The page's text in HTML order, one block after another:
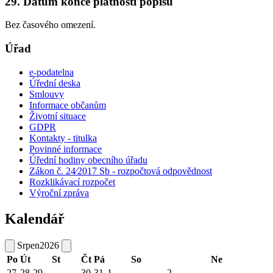
Bez časového omezení.
Úřad
e-podatelna
Úřední deska
Smlouvy
Informace občanům
Životní situace
GDPR
Kontakty - titulka
Povinné informace
Úřední hodiny obecního úřadu
Zákon č. 24⁄2017 Sb - rozpočtová odpovědnost
Rozklikávací rozpočet
Výroční zpráva
Kalendář
Srpen2026
Po Út St Čt Pá So
Ne